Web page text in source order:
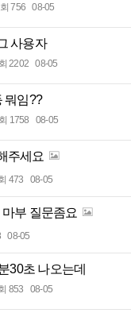
756 08-05
사용자
2202 08-05
뭐임??
1758 08-05
주세요
473 08-05
부 질문좀요
08-05
30초 나오는데
853 08-05